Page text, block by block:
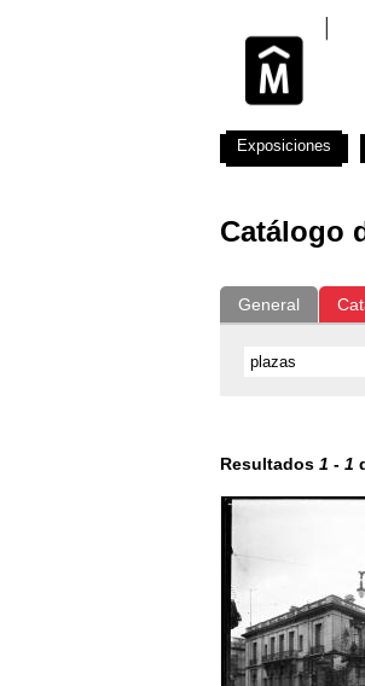
Catálogo
General
Resultados 1 - 1
Exposiciones